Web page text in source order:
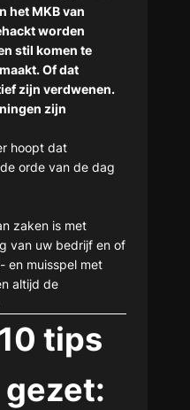
het MKB van
worden
stil komen te
Of dat
zijn verdwenen.
zijn
hoopt dat
orde van de dag
zaken is met
van uw bedrijf en of
en muisspel met
altijd de
tips